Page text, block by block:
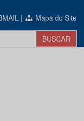
| Mapa do Site